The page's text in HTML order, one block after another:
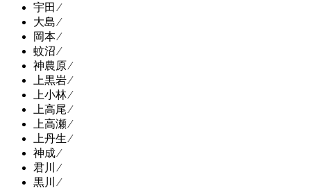
宇田 ⁄
大島 ⁄
岡本 ⁄
蚊沼 ⁄
神農原 ⁄
上黒岩 ⁄
上小林 ⁄
上高尾 ⁄
上高瀬 ⁄
上丹生 ⁄
神成 ⁄
君川 ⁄
黒川 ⁄